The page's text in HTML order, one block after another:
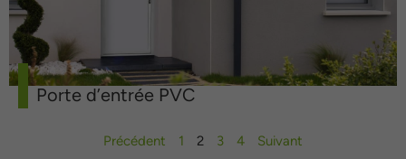
Porte d’entrée PVC
Précédent 1 2 3 4 Suivant